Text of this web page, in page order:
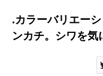
.カラーバリエー
ンカチ。シワを気
に優れるので、